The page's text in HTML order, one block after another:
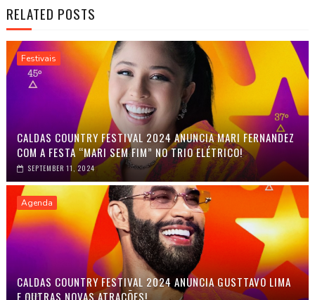
RELATED POSTS
Festivais
CALDAS COUNTRY FESTIVAL 2024 ANUNCIA MARI FERNANDEZ
COM A FESTA “MARI SEM FIM” NO TRIO ELÉTRICO!
SEPTEMBER 11, 2024
Agenda
CALDAS COUNTRY FESTIVAL 2024 ANUNCIA GUSTTAVO LIMA
E OUTRAS NOVAS ATRAÇÕES!